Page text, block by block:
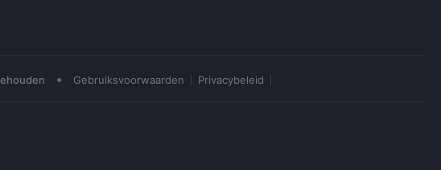
• Gebruiksvoorwaarden Privacybeleid